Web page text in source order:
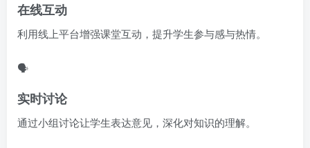
在线互动
利用线上平台增强课堂互动，提升学生参与感与热情。
🗣️
实时讨论
通过小组讨论让学生表达意见，深化对知识的理解。